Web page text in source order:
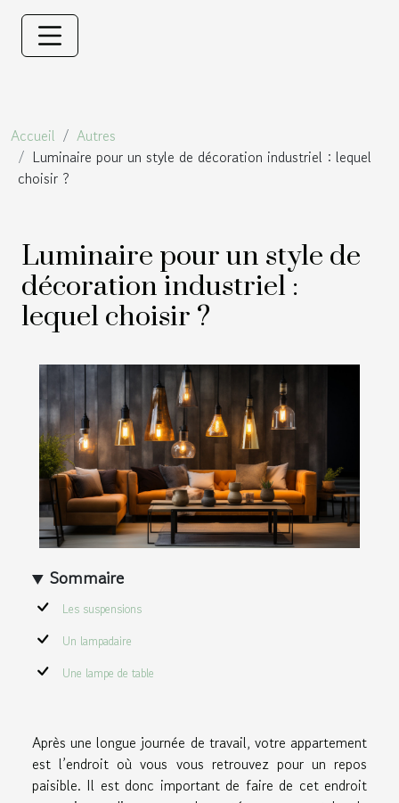
Accueil
Autres
Luminaire pour un style de décoration industriel : lequel
choisir ?
Luminaire pour un style de
décoration industriel :
lequel choisir ?
Sommaire
Les suspensions
Un lampadaire
Une lampe de table
Après une longue journée de travail, votre appartement
est l’endroit où vous vous retrouvez pour un repos
paisible. Il est donc important de faire de cet endroit